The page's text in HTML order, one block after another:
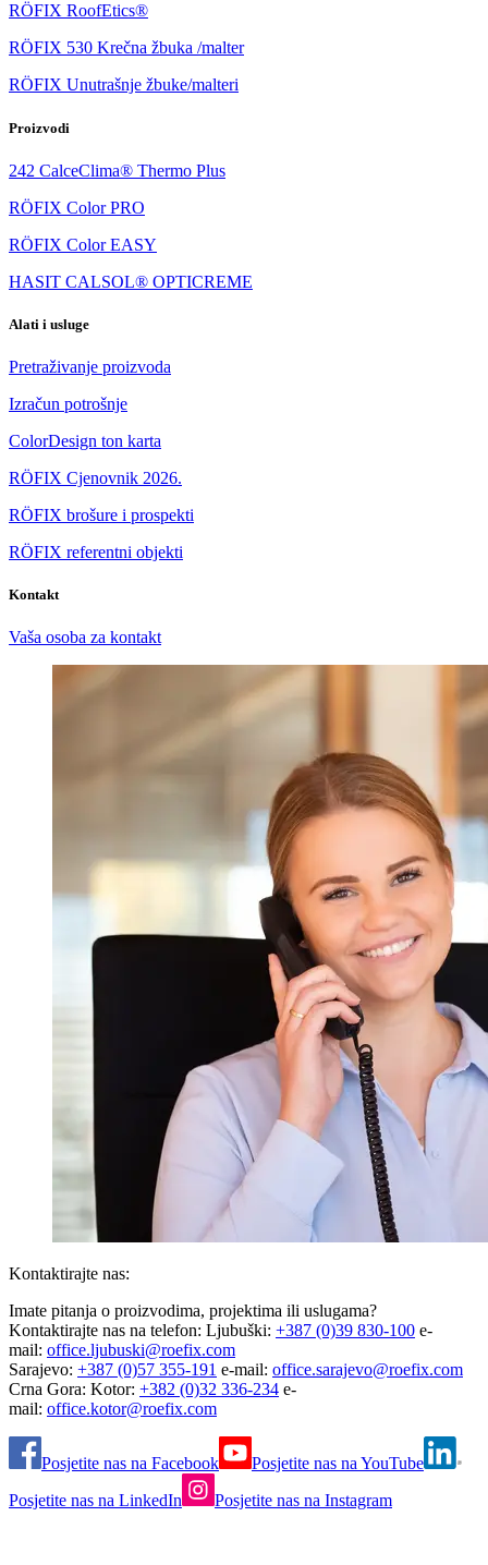
RÖFIX RoofEtics®
RÖFIX 530 Krečna žbuka /malter
RÖFIX Unutrašnje žbuke/malteri
Proizvodi
242 CalceClima® Thermo Plus
RÖFIX Color PRO
RÖFIX Color EASY
HASIT CALSOL® OPTICREME
Alati i usluge
Pretraživanje proizvoda
Izračun potrošnje
ColorDesign ton karta
RÖFIX Cjenovnik 2026.
RÖFIX brošure i prospekti
RÖFIX referentni objekti
Kontakt
Vaša osoba za kontakt
Kontaktirajte nas:
Imate pitanja o proizvodima, projektima ili uslugama?
Kontaktirajte nas na telefon: Ljubuški: +387 (0)39 830-100 e-
mail: office.ljubuski@roefix.com
Sarajevo: +387 (0)57 355-191 e-mail: office.sarajevo@roefix.com
Crna Gora: Kotor: +382 (0)32 336-234 e-
mail: office.kotor@roefix.com
Posjetite nas na Facebook
Posjetite nas na YouTube
Posjetite nas na LinkedIn
Posjetite nas na Instagram